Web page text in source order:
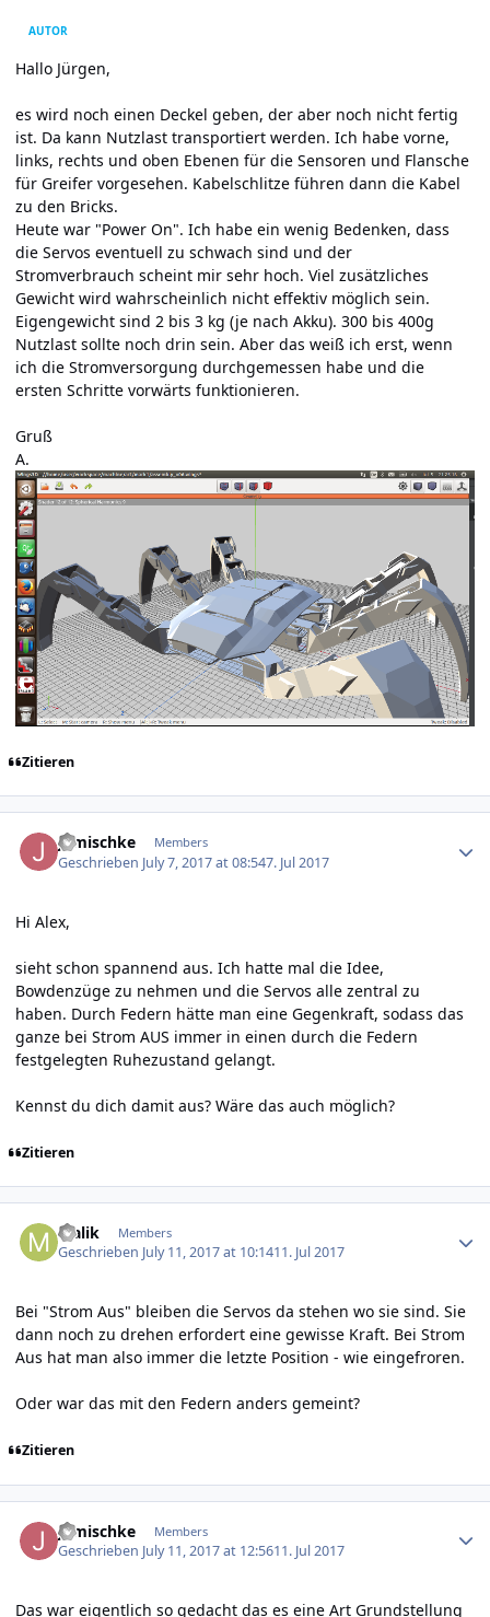
AUTOR
Hallo Jürgen,
es wird noch einen Deckel geben, der aber noch nicht fertig
ist. Da kann Nutzlast transportiert werden. Ich habe vorne,
links, rechts und oben Ebenen für die Sensoren und Flansche
für Greifer vorgesehen. Kabelschlitze führen dann die Kabel
zu den Bricks.
Heute war "Power On". Ich habe ein wenig Bedenken, dass
die Servos eventuell zu schwach sind und der
Stromverbrauch scheint mir sehr hoch. Viel zusätzliches
Gewicht wird wahrscheinlich nicht effektiv möglich sein.
Eigengewicht sind 2 bis 3 kg (je nach Akku). 300 bis 400g
Nutzlast sollte noch drin sein. Aber das weiß ich erst, wenn
ich die Stromversorgung durchgemessen habe und die
ersten Schritte vorwärts funktionieren.
Gruß
A.
Zitieren
jgmischke Members
Geschrieben July 7, 2017 at 08:547. Jul 2017
Hi Alex,
sieht schon spannend aus. Ich hatte mal die Idee,
Bowdenzüge zu nehmen und die Servos alle zentral zu
haben. Durch Federn hätte man eine Gegenkraft, sodass das
ganze bei Strom AUS immer in einen durch die Federn
festgelegten Ruhezustand gelangt.
Kennst du dich damit aus? Wäre das auch möglich?
Zitieren
Malik Members
Geschrieben July 11, 2017 at 10:1411. Jul 2017
Bei "Strom Aus" bleiben die Servos da stehen wo sie sind. Sie
dann noch zu drehen erfordert eine gewisse Kraft. Bei Strom
Aus hat man also immer die letzte Position - wie eingefroren.
Oder war das mit den Federn anders gemeint?
Zitieren
jgmischke Members
Geschrieben July 11, 2017 at 12:5611. Jul 2017
Das war eigentlich so gedacht das es eine Art Grundstellung